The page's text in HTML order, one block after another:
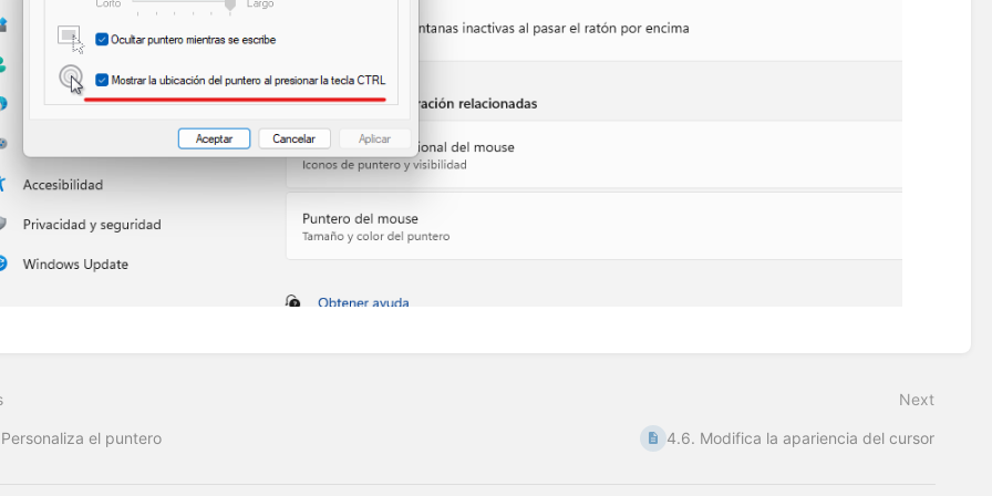
el puntero
Next
4.6. Modifica la apariencia del cursor